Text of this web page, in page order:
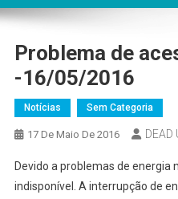
Problema de
-16/05/2016
Notícias Sem Categoria
17 De Maio De 2016 DEAD
Devido a problemas de energia
indisponível. A interrupção de